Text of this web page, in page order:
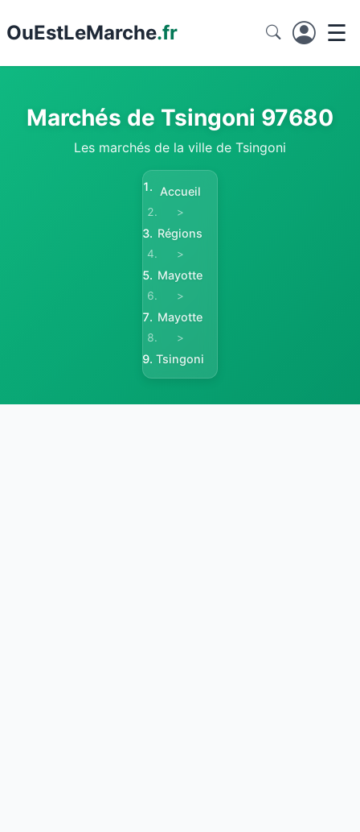
OuEstLeMarche.fr ☰
Marchés de Tsingoni 97680
Les marchés de la ville de Tsingoni
Accueil
>
Régions
>
Mayotte
>
Mayotte
>
Tsingoni